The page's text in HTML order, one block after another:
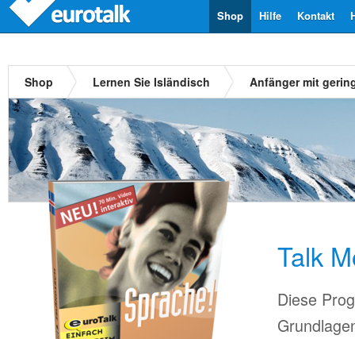
Kontakt
Hilfe
Shop
Shop Lernen Sie Isländisch Anfänger mit
Talk
Diese